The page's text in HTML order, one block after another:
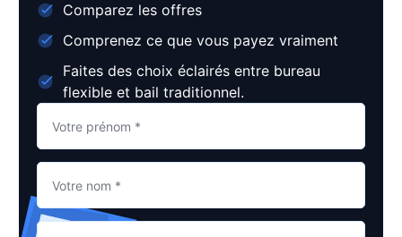
Comparez les offres
Comprenez ce que vous payez vraiment
Faites des choix éclairés entre bureau
flexible et bail traditionnel.